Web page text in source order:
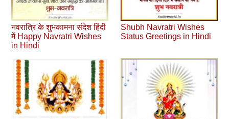
नवरात्रि के शुभकामना संदेश हिंदी
में Happy Navratri Wishes
in Hindi
Shubh Navratri Wishes
Status Greetings in Hindi